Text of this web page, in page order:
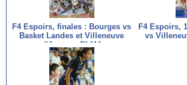
F4 Espoirs, finales : Bourges vs
Basket Landes et Villeneuve
d'Ascq vs BLMA
F4 Espoirs,
vs